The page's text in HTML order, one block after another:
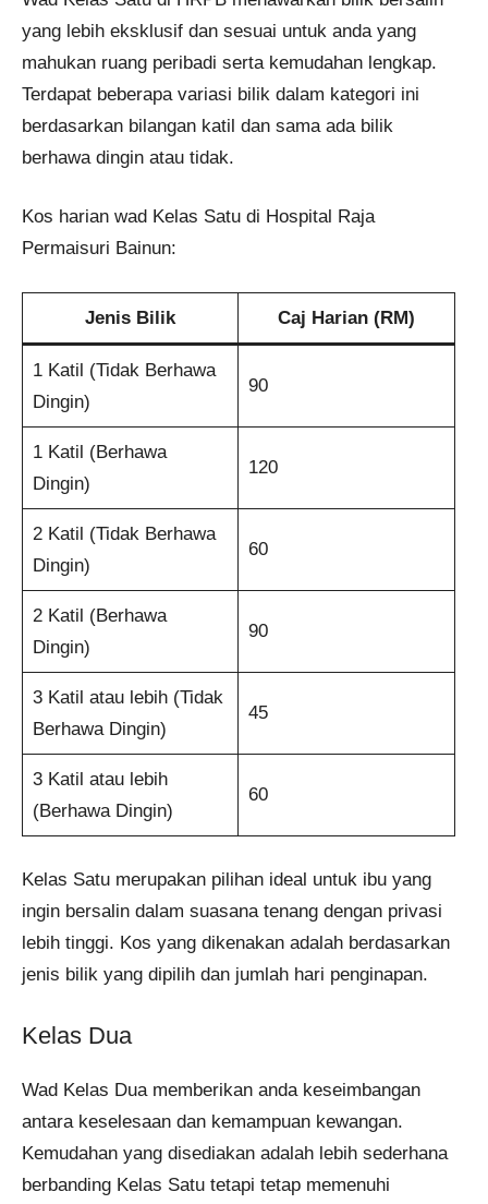
yang lebih eksklusif dan sesuai untuk anda yang
mahukan ruang peribadi serta kemudahan lengkap.
Terdapat beberapa variasi bilik dalam kategori ini
berdasarkan bilangan katil dan sama ada bilik
berhawa dingin atau tidak.
Kos harian wad Kelas Satu di Hospital Raja
Permaisuri Bainun:
Jenis Bilik Caj Harian (RM)
1 Katil (Tidak Berhawa
Dingin)
90
1 Katil (Berhawa
Dingin)
120
2 Katil (Tidak Berhawa
Dingin)
60
2 Katil (Berhawa
Dingin)
90
3 Katil atau lebih (Tidak
Berhawa Dingin)
45
3 Katil atau lebih
(Berhawa Dingin)
60
Kelas Satu merupakan pilihan ideal untuk ibu yang
ingin bersalin dalam suasana tenang dengan privasi
lebih tinggi. Kos yang dikenakan adalah berdasarkan
jenis bilik yang dipilih dan jumlah hari penginapan.
Kelas Dua
Wad Kelas Dua memberikan anda keseimbangan
antara keselesaan dan kemampuan kewangan.
Kemudahan yang disediakan adalah lebih sederhana
berbanding Kelas Satu tetapi tetap memenuhi